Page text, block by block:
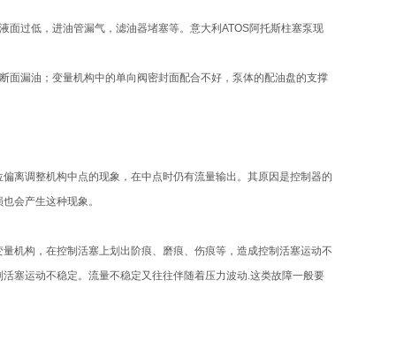
过低，进油管漏气，滤油器堵塞等。意大利ATOS阿托斯柱塞泵现
面漏油；变量机构中的单向阀密封面配合不好，泵体的配油盘的支撑
离调整机构中点的现象，在中点时仍有流量输出。其原因是控制器的
会产生这种现象。
机构，在控制活塞上划出阶痕、磨痕、伤痕等，造成控制活塞运动不
塞运动不稳定。流量不稳定又往往伴随着压力波动.这类故障一般要